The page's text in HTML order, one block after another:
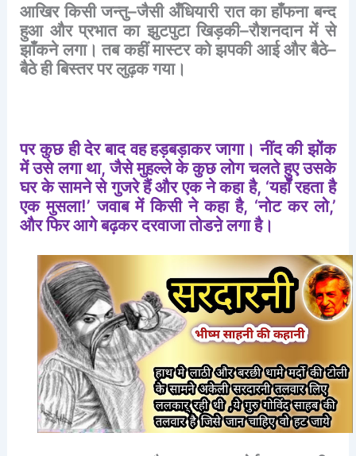
आखिर किसी जन्तु–जैसी अँधियारी रात का हाँफना बन्द
हुआ और प्रभात का झुटपुटा खिड़की–रौशनदान में से
झाँकने लगा। तब कहीं मास्टर को झपकी आई और बैठे–
बैठेहीबिस्तरपरलुढ़कगया।
पर कुछ ही देर बाद वह हड़बड़ाकर जागा। नींद की झोंक
मेंउसेलगा था,जैसेमुहल्लेकेकुछलोगचलतेहुएउसके
घर के सामने से गुजरे हैं और एक ने कहा है, ‘यहाँ रहता है
एक मुसला!’जवाब में किसी ने कहा है, ‘नोट कर लो,’
औरफिरआगेबढ़करदरवाजातोडऩेलगाहै।